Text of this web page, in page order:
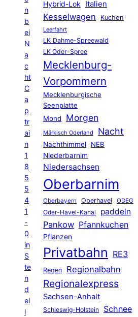
n
b
ei
N
a
c
ht
C
a
p
tr
ai
n
1
8
5
5
4
1
-
0
in
S
te
n
d
el
l
Hybrid-Lok Italien
Kesselwagen Kuchen
Leerfahrt
LK Dahme-Spreewald
LK Oder-Spree
Mecklenburg-
Vorpommern
Mecklenburgische
Seenplatte
Mond
Morgen
Märkisch Oderland Nacht
Nachthimmel
NEB
Niederbarnim
Niedersachsen
Oberbarnim
Oberbayern Oberhavel ODEG
Oder-Havel-Kanal paddeln
Pankow Pfannkuchen
Pflanzen
Privatbahn RE3
Regen Regionalbahn
Regionalexpress
Sachsen-Anhalt
Schleswig-Holstein Schnee